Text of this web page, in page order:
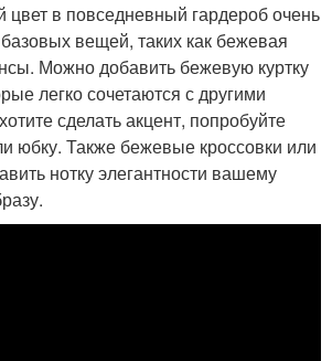
в повседневный гардероб очень
вещей, таких как бежевая
Можно добавить бежевую куртку
легко сочетаются с другими
сделать акцент, попробуйте
юбку. Также бежевые кроссовки или
нотку элегантности вашему